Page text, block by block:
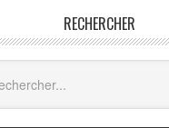
RECHERCHER